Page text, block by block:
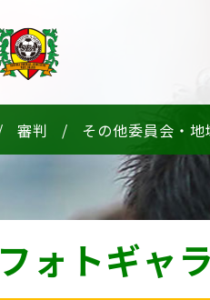
審判 その他委員会・地
フォトギャ